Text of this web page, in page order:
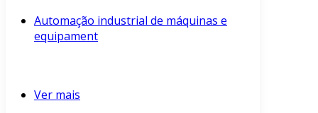
Automação industrial de máquinas e
equipament
Ver mais